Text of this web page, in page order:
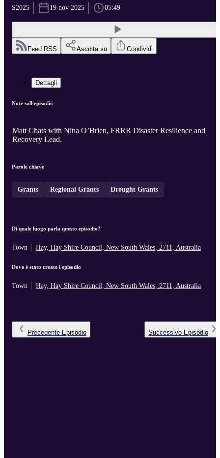
S2025 19 nov 2025 05:49
Feed RSS Ascolta su Condividi
Dettagli
Note sull'episodio
Matt Chats with Nina O’Brien, FRRR Disaster Resilience and
Recovery Lead.
Parole chiave
Grants Regional Grants Drought Grants
Di quale luogo parla questo episodio?
Town Hay, Hay Shire Council, New South Wales, 2711, Australia
Dove è stato create l'episodio
Town Hay, Hay Shire Council, New South Wales, 2711, Australia
Precedente Episodio Successivo Episodio